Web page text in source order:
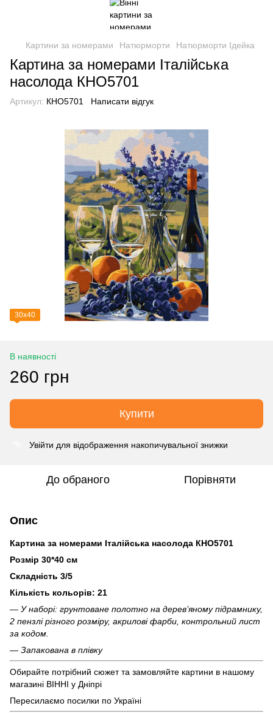
Картини за номерами Натюрморти Натюрморти Ідейка
Картина за номерами Італійська
насолода КНО5701
Артикул: КНО5701 Написати відгук
30х40
В наявності
260 грн
Купити
Увійти для відображення накопичувальної знижки
До обраного Порівняти
Опис
Картина за номерами Італійська насолода КНО5701
Розмір 30*40 см
Складність 3/5
Кількість кольорів: 21
— У наборі: грунтоване полотно на дерев’яному підрамнику,
2 пензлі різного розміру, акрилові фарби, контрольний лист
за кодом.
— Запакована в плівку
Обирайте потрібний сюжет та замовляйте картини в нашому
магазині ВІННІ у Дніпрі
Пересилаємо посилки по Україні